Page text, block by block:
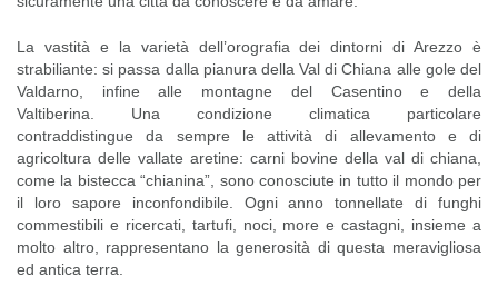
La vastità e la varietà dell’orografia dei dintorni di Arezzo è
strabiliante: si passa dalla pianura della Val di Chiana alle gole del
Valdarno, infine alle montagne del Casentino e della
Valtiberina. Una condizione climatica particolare
contraddistingue da sempre le attività di allevamento e di
agricoltura delle vallate aretine: carni bovine della val di chiana,
come la bistecca “chianina”, sono conosciute in tutto il mondo per
il loro sapore inconfondibile. Ogni anno tonnellate di funghi
commestibili e ricercati, tartufi, noci, more e castagni, insieme a
molto altro, rappresentano la generosità di questa meravigliosa
ed antica terra.